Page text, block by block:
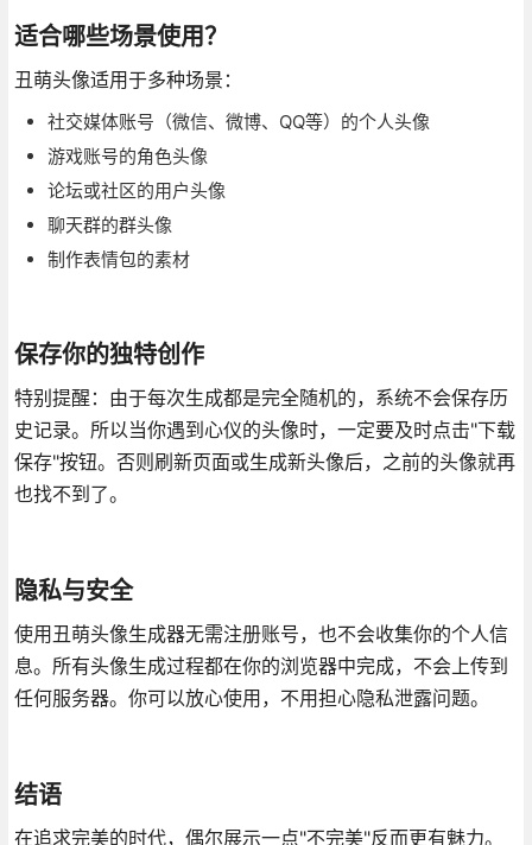
适合哪些场景使用？
丑萌头像适用于多种场景：
社交媒体账号（微信、微博、QQ等）的个人头像
游戏账号的角色头像
论坛或社区的用户头像
聊天群的群头像
制作表情包的素材
保存你的独特创作
特别提醒：由于每次生成都是完全随机的，系统不会保存历
史记录。所以当你遇到心仪的头像时，一定要及时点击"下载
保存"按钮。否则刷新页面或生成新头像后，之前的头像就再
也找不到了。
隐私与安全
使用丑萌头像生成器无需注册账号，也不会收集你的个人信
息。所有头像生成过程都在你的浏览器中完成，不会上传到
任何服务器。你可以放心使用，不用担心隐私泄露问题。
结语
在追求完美的时代，偶尔展示一点"不完美"反而更有魅力。